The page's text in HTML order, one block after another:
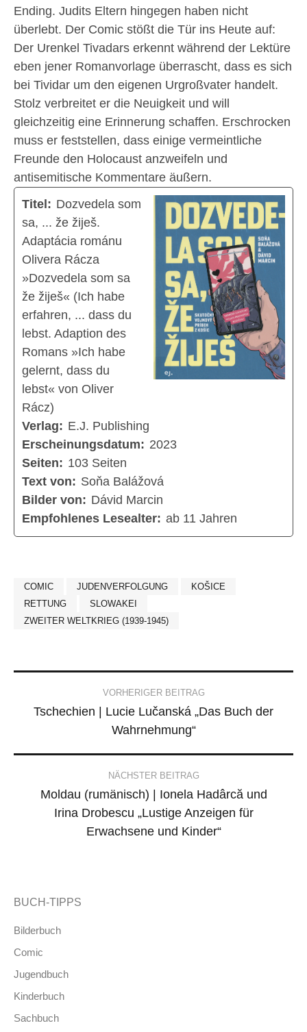
Ending. Judits Eltern hingegen haben nicht
überlebt. Der Comic stößt die Tür ins Heute auf:
Der Urenkel Tivadars erkennt während der Lektüre
eben jener Romanvorlage überrascht, dass es sich
bei Tividar um den eigenen Urgroßvater handelt.
Stolz verbreitet er die Neuigkeit und will
gleichzeitig eine Erinnerung schaffen. Erschrocken
muss er feststellen, dass einige vermeintliche
Freunde den Holocaust anzweifeln und
antisemitische Kommentare äußern.
Titel: Dozvedela som
sa, ... že žiješ.
Adaptácia románu
Olivera Rácza
»Dozvedela som sa
že žiješ« (Ich habe
erfahren, ... dass du
lebst. Adaption des
Romans »Ich habe
gelernt, dass du
lebst« von Oliver
Rácz)
Verlag: E.J. Publishing
Erscheinungsdatum: 2023
Seiten: 103 Seiten
Text von: Soňa Balážová
Bilder von: Dávid Marcin
Empfohlenes Lesealter: ab 11 Jahren
COMIC JUDENVERFOLGUNG
KOŠICE
RETTUNG
SLOWAKEI
ZWEITER WELTKRIEG (1939-1945)
navigation
VORHERIGER BEITRAG
Tschechien | Lucie Lučanská „Das Buch der
Wahrnehmung“
NÄCHSTER BEITRAG
Moldau (rumänisch) | Ionela Hadârcă und
Irina Drobescu „Lustige Anzeigen für
Erwachsene und Kinder“
BUCH-TIPPS
Bilderbuch
Comic
Jugendbuch
Kinderbuch
Sachbuch